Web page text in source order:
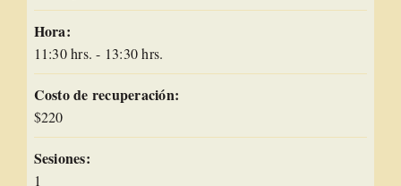
Hora:
11:30 hrs. - 13:30 hrs.
Costo de recuperación:
$220
Sesiones:
1